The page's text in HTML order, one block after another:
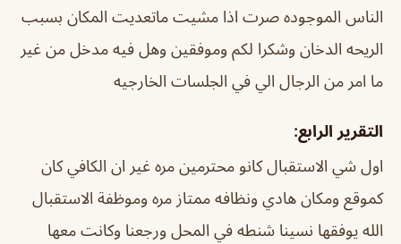
الناس الموجوده صرت اذا مشيت ماتعديت المكان بسبب
الريحه الدخان وشكرا لكم وموفقين وهل فيه مدخل من غير
ما امر من الرجال الي في الجلسات الخارجيه
التقرير الرابع:
اول شي الاستقبال كانو محترمين مره غير ان الكافي كان
كموقع ومكان هادي ونظافه ممتاز مره وموظفة الاستقبال
الله يوفقها نسينا شنطه في المحل ورجعنا وكانت معها